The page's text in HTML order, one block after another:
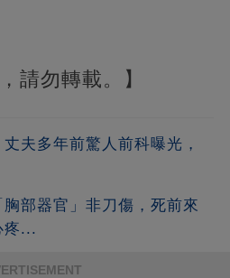
請勿轉載。】
夫多年前驚人前科曝光，
部器官」非刀傷，死前來
疼...